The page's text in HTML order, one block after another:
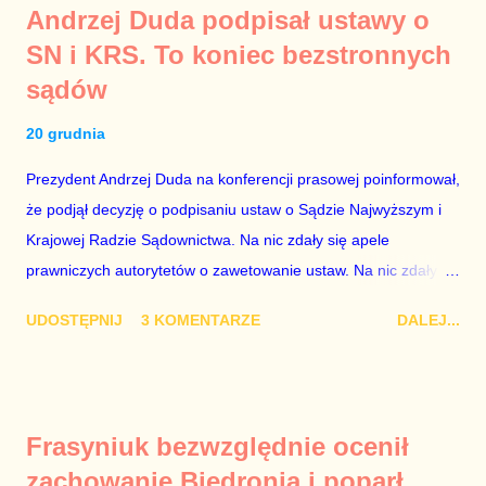
PiS, a następnie uzyskują stanowiska w spółkach Skarbu
Państwa ze względu na to, że partia PiS obsadziła zarządy
tych spółek i wymienia profesjonalistów na kadry partyjne.
które zawsze może się zdarzyć, a polegającym na tym, że
osoba z kwalifikacjami wpłaca na partię polityczną, a następnie
obejmuje prace w spółce, która jest zarządzana pośrednio
przez ta partię. Przeciwnie. Przedstawienie pierwszej gr...
Andrzej Duda podpisał ustawy o
SN i KRS. To koniec bezstronnych
sądów
20 grudnia
Prezydent Andrzej Duda na konferencji prasowej poinformował,
że podjął decyzję o podpisaniu ustaw o Sądzie Najwyższym i
Krajowej Radzie Sądownictwa. Na nic zdały się apele
prawniczych autorytetów o zawetowanie ustaw. Na nic zdały
ostatecznie zniszczy niezależność sądów od woli polityków. To
Ziobro. Żenujące są tłumaczenia Dudy, że podpisał ustawy, bo
UDOSTĘPNIJ 3 KOMENTARZE DALEJ...
Frasyniuk bezwzględnie ocenił